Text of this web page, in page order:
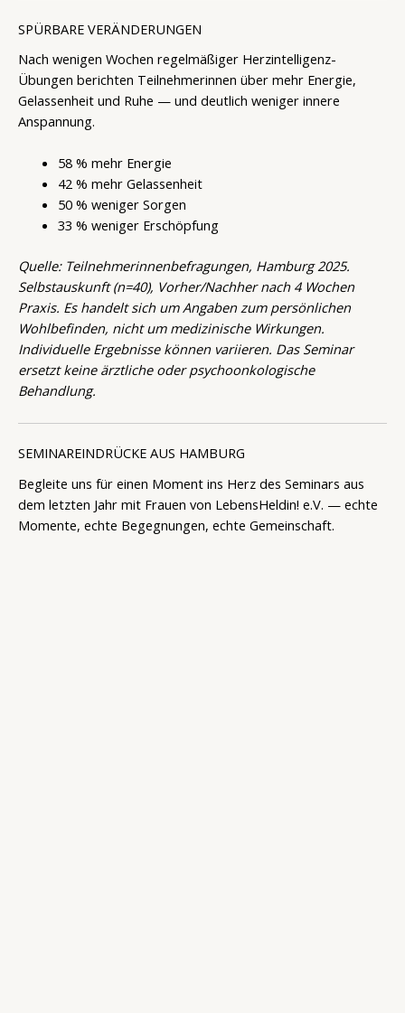
SPÜRBARE VERÄNDERUNGEN
Nach wenigen Wochen regelmäßiger Herzintelligenz-
Übungen berichten Teilnehmerinnen über mehr Energie,
Gelassenheit und Ruhe — und deutlich weniger innere
Anspannung.
58 % mehr Energie
42 % mehr Gelassenheit
50 % weniger Sorgen
33 % weniger Erschöpfung
Quelle: Teilnehmerinnenbefragungen, Hamburg 2025.
Selbstauskunft (n=40), Vorher/Nachher nach 4 Wochen
Praxis. Es handelt sich um Angaben zum persönlichen
Wohlbefinden, nicht um medizinische Wirkungen.
Individuelle Ergebnisse können variieren. Das Seminar
ersetzt keine ärztliche oder psychoonkologische
Behandlung.
SEMINAREINDRÜCKE AUS HAMBURG
Begleite uns für einen Moment ins Herz des Seminars aus
dem letzten Jahr mit Frauen von LebensHeldin! e.V. — echte
Momente, echte Begegnungen, echte Gemeinschaft.